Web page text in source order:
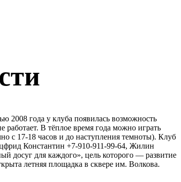
2008 года у клуба появилась возможность
В тёплое время года можно играть
с 17-18 часов и до наступления темноты). Клуб
Константин +7-910-911-99-64, Жилин
досуг для каждого», цель которого — развитие
летняя площадка в сквере им. Волкова.